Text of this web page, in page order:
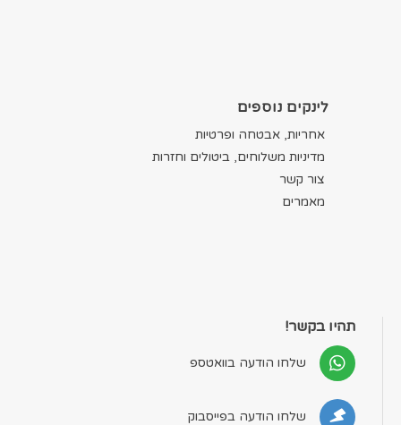
לינקים נוספים
אחריות, אבטחה ופרטיות
מדיניות משלוחים, ביטולים וחזרות
צור קשר
מאמרים
תהיו בקשר!
שלחו הודעה בוואטספ
שלחו הודעה בפייסבוק